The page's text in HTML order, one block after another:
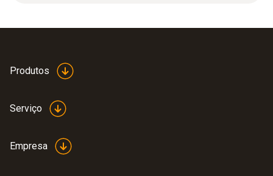
Produtos
Serviço
Empresa